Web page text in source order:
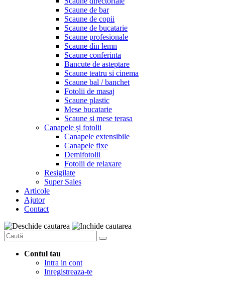
Scaune de bar
Scaune de copii
Scaune de bucatarie
Scaune profesionale
Scaune din lemn
Scaune conferinta
Bancute de asteptare
Scaune teatru si cinema
Scaune bal / banchet
Fotolii de masaj
Scaune plastic
Mese bucatarie
Scaune si mese terasa
Canapele și fotolii
Canapele extensibile
Canapele fixe
Demifotolii
Fotolii de relaxare
Resigilate
Super Sales
Articole
Ajutor
Contact
Contul tau
Intra in cont
Inregistreaza-te